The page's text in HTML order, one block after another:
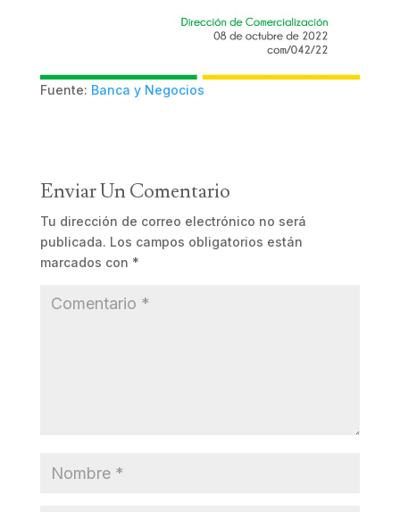
Fuente: Banca y Negocios
Enviar Un Comentario
Tu dirección de correo electrónico no será
publicada. Los campos obligatorios están
marcados con *